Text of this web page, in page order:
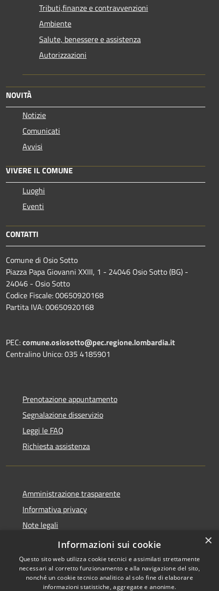
Tributi,finanze e contravvenzioni
Ambiente
Salute, benessere e assistenza
Autorizzazioni
NOVITÀ
Notizie
Comunicati
Avvisi
VIVERE IL COMUNE
Luoghi
Eventi
CONTATTI
Comune di Osio Sotto
Piazza Papa Giovanni XXIII, 1 - 24046 Osio Sotto (BG) -
24046 - Osio Sotto
Codice Fiscale: 00650920168
Partita IVA: 00650920168
PEC:comune.osiosotto@pec.regione.lombardia.it
Centralino Unico: 035 4185901
Prenotazione appuntamento
Segnalazione disservizio
Leggi le FAQ
Richiesta assistenza
Amministrazione trasparente
Informativa privacy
Note legali
Dichiarazione di accessibilità 2025
×
Informazioni sui cookie
Questo sito web utilizza cookie tecnici e assimilati strettamente
necessari al corretto funzionamento e alla navigazione del sito,
nonché un cookie tecnico analitico al solo fine di elaborare
informazioni statistiche, aggregate e anonime.